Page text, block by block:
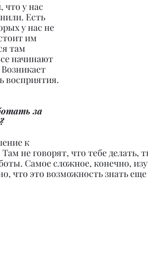
что у нас
Есть
у нас не
им
там
начинают
восприятия.
за
к
не говорят, что тебе делать,
Cамое сложное, конечно,
что это возможность знать